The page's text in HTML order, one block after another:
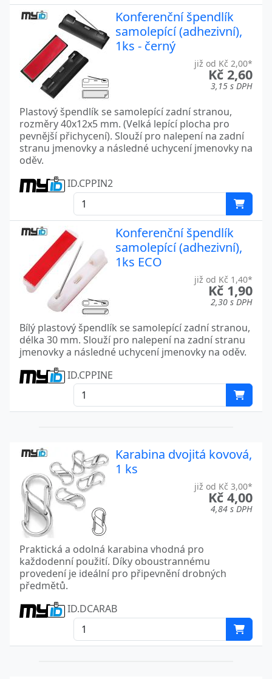
Konferenční špendlík
samolepící (adhezivní),
1ks - černý
již od Kč 2,00*
Kč 2,60
3,15 s DPH
Plastový špendlík se samolepící zadní stranou,
rozměry 40x12x5 mm. (Velká lepící plocha pro
pevnější přichycení). Slouží pro nalepení na zadní
stranu jmenovky a následné uchycení jmenovky na
oděv.
ID.CPPIN2
Konferenční špendlík
samolepící (adhezivní),
1ks ECO
již od Kč 1,40*
Kč 1,90
2,30 s DPH
Bílý plastový špendlík se samolepící zadní stranou,
délka 30 mm. Slouží pro nalepení na zadní stranu
jmenovky a následné uchycení jmenovky na oděv.
ID.CPPINE
Karabina dvojitá kovová,
1 ks
již od Kč 3,00*
Kč 4,00
4,84 s DPH
Praktická a odolná karabina vhodná pro
každodenní použití. Díky oboustrannému
provedení je ideální pro připevnění drobných
předmětů.
ID.DCARAB